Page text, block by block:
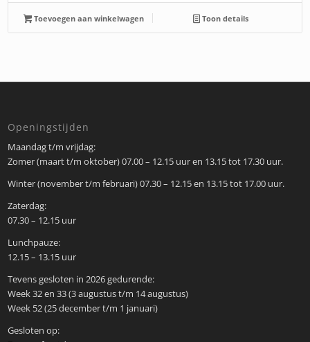
Toevoegen aan winkelwagen Toon details
Openingstijden
Maandag t/m vrijdag:
Zomer (maart t/m oktober) 07.00 – 12.15 uur en 13.15 tot 17.30 uur.
Winter (november t/m februari) 07.30 – 12.15 en 13.15 tot 17.00 uur.
Zaterdag:
07.30 – 12.15 uur
Lunchpauze:
12.15 – 13.15 uur
Tevens gesloten in 2026 gedurende:
Week 32 en 33 (3 augustus t/m 14 augustus)
Week 52 (25 december t/m 1 januari)
Gesloten op: